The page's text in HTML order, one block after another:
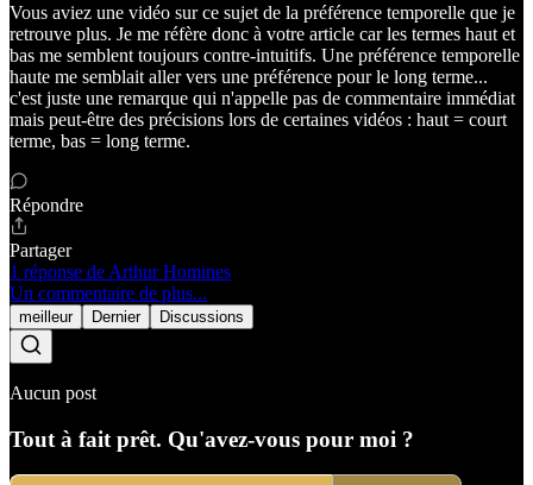
Vous aviez une vidéo sur ce sujet de la préférence temporelle que je
retrouve plus. Je me réfère donc à votre article car les termes haut et
bas me semblent toujours contre-intuitifs. Une préférence temporelle
haute me semblait aller vers une préférence pour le long terme...
c'est juste une remarque qui n'appelle pas de commentaire immédiat
mais peut-être des précisions lors de certaines vidéos : haut = court
terme, bas = long terme.
Répondre
Partager
1 réponse de Arthur Homines
Un commentaire de plus...
meilleur Dernier Discussions
Aucun post
Tout à fait prêt. Qu'avez-vous pour moi ?